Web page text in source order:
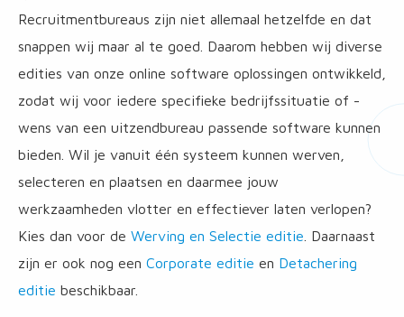
Recruitmentbureaus zijn niet allemaal hetzelfde en dat
snappen wij maar al te goed. Daarom hebben wij diverse
edities van onze online software oplossingen ontwikkeld,
zodat wij voor iedere specifieke bedrijfssituatie of -
wens van een uitzendbureau passende software kunnen
bieden. Wil je vanuit één systeem kunnen werven,
selecteren en plaatsen en daarmee jouw
werkzaamheden vlotter en effectiever laten verlopen?
Kies dan voor de Werving en Selectie editie . Daarnaast
zijn er ook nog een Corporate editie en Detachering
editie beschikbaar.